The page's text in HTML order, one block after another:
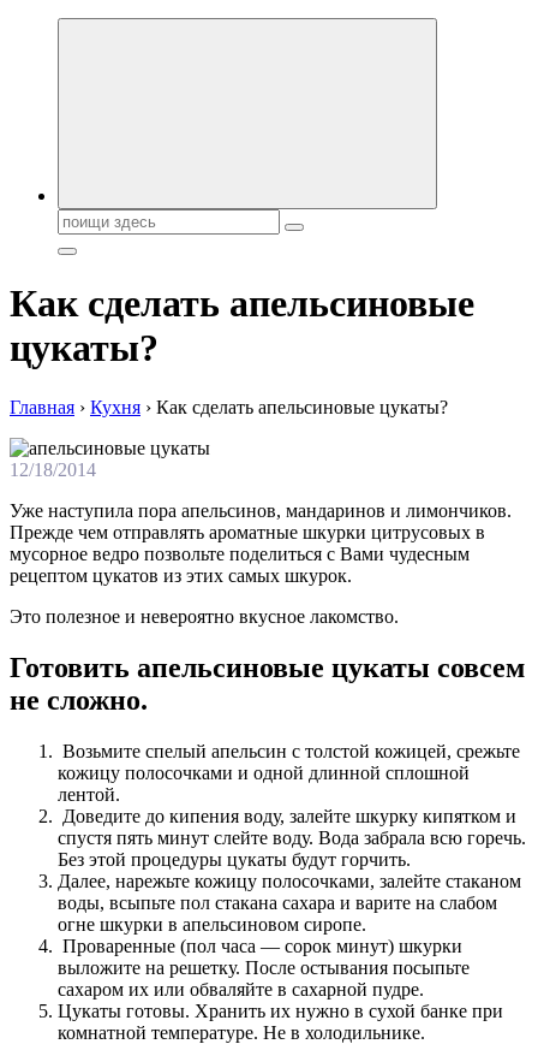
Обо всем и обо всех, что зачем и почему. Новости политики,
Поиск:
Как сделать апельсиновые
цукаты?
Главная › Кухня › Как сделать апельсиновые цукаты?
12/18/2014
Уже наступила пора апельсинов, мандаринов и лимончиков.
Прежде чем отправлять ароматные шкурки цитрусовых в
мусорное ведро позвольте поделиться с Вами чудесным
рецептом цукатов из этих самых шкурок.
Это полезное и невероятно вкусное лакомство.
Готовить апельсиновые цукаты совсем
не сложно.
Возьмите спелый апельсин с толстой кожицей, срежьте
кожицу полосочками и одной длинной сплошной
лентой.
Доведите до кипения воду, залейте шкурку кипятком и
спустя пять минут слейте воду. Вода забрала всю горечь.
Без этой процедуры цукаты будут горчить.
Далее, нарежьте кожицу полосочками, залейте стаканом
воды, всыпьте пол стакана сахара и варите на слабом
огне шкурки в апельсиновом сиропе.
Проваренные (пол часа — сорок минут) шкурки
выложите на решетку. После остывания посыпьте
сахаром их или обваляйте в сахарной пудре.
Цукаты готовы. Хранить их нужно в сухой банке при
комнатной температуре. Не в холодильнике.